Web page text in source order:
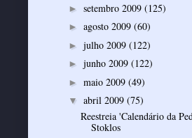
► setembro 2009 (125)
► agosto 2009 (60)
► julho 2009 (122)
► junho 2009 (122)
► maio 2009 (49)
▼ abril 2009 (75)
Reestreia 'Calendário da
Stoklos